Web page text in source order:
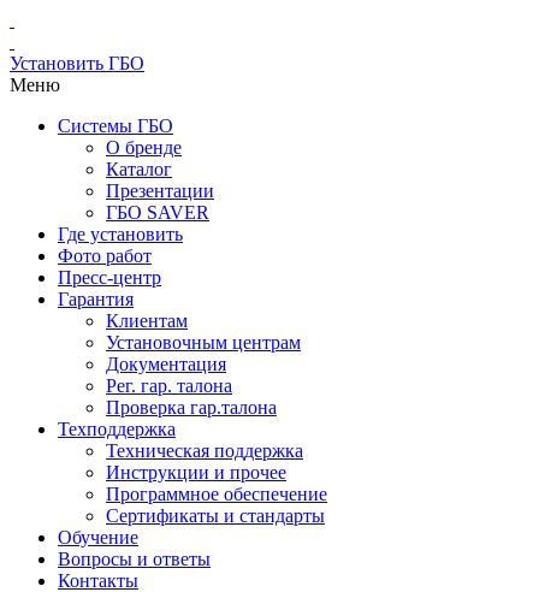
Установить ГБО
Меню
Системы ГБО
О бренде
Каталог
Презентации
ГБО SAVER
Где установить
Фото работ
Пресс-центр
Гарантия
Клиентам
Установочным центрам
Документация
Рег. гар. талона
Проверка гар.талона
Техподдержка
Техническая поддержка
Инструкции и прочее
Программное обеспечение
Сертификаты и стандарты
Обучение
Вопросы и ответы
Контакты